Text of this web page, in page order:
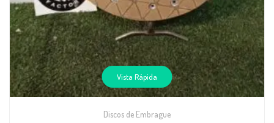
Vista Rápida
Discos de Embrague